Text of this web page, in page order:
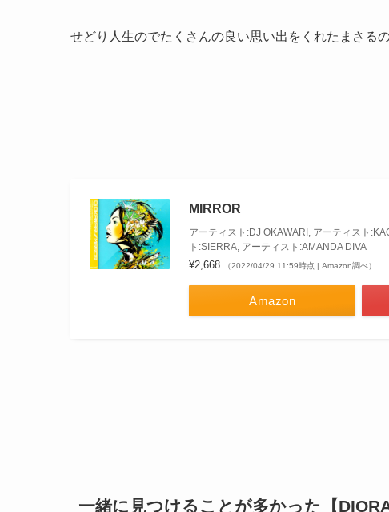
せどり人生のでたくさんの良い思い出をくれたまさる
MIRROR
アーティスト:DJ OKAWARI, アーティスト
ト:SIERRA, アーティスト:AMANDA DIVA
¥2,668 （2022/04/29 11:59時点 | Amazon調べ）
Amazon
一緒に見つけることが多かった【